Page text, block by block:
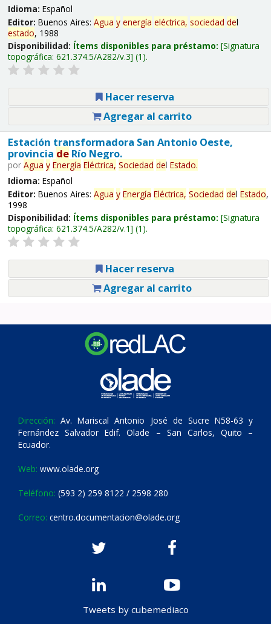
Idioma: Español
Editor: Buenos Aires: Agua y energía eléctrica, sociedad del
estado, 1988
Disponibilidad: Ítems disponibles para préstamo: Signatura
topográfica: 621.374.5/A282/v.3 (1).
Hacer reserva
Agregar al carrito
Estación transformadora San Antonio Oeste,
provincia deRío Negro.
por Agua y Energía Eléctrica, Sociedad del Estado.
Idioma: Español
Editor: Buenos Aires: Agua y Energía Eléctrica, Sociedad del Estado,
1998
Disponibilidad: Ítems disponibles para préstamo: Signatura
topográfica: 621.374.5/A282/v.1 (1).
Hacer reserva
Agregar al carrito
Dirección: Av. Mariscal Antonio José de Sucre N58-63 y
Fernández Salvador Edif. Olade – San Carlos, Quito –
Ecuador.
Web: www.olade.org
Teléfono: (593 2) 259 8122 / 2598 280
Correo: centro.documentacion@olade.org
Tweets by cubemediaco